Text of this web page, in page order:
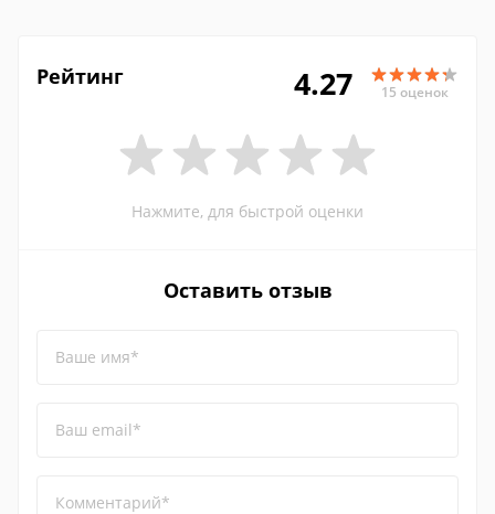
Рейтинг 4.27 15 оценок
Нажмите, для быстрой оценки
Оставить отзыв
Ваше имя*
Ваш email*
Комментарий*